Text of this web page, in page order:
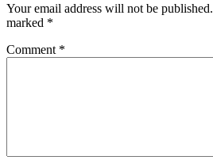
Your email address will not be published.
marked *
Comment *